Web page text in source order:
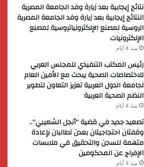
نتائج إيجابية بعد زيارة وفد الجامعة المصرية
النتائج إيجابية بعد زيارة وفد الجامعة المصرية
الروسية لمصنع الإلكترونياتروسية لمصنع
الإلكترونيات
منذ 4 أيام
رئيس المكتب التنفيذي للمجلس العربي
للاختصاصات الصحية يبحث مع الأمين العام
لجامعة الدول العربية تعزيز التعاون لتطوير
النظم الصحية العربية
منذ 4 أيام
تصعيد جديد في قضية “أنجل الشعيبي”..
وقفتان احتجاجيتان بعدن تطالبان بإعادة
متهمة للسجن والتحقيق في ملابسات
الإفراج عن المحكومين
منذ 4 أيام